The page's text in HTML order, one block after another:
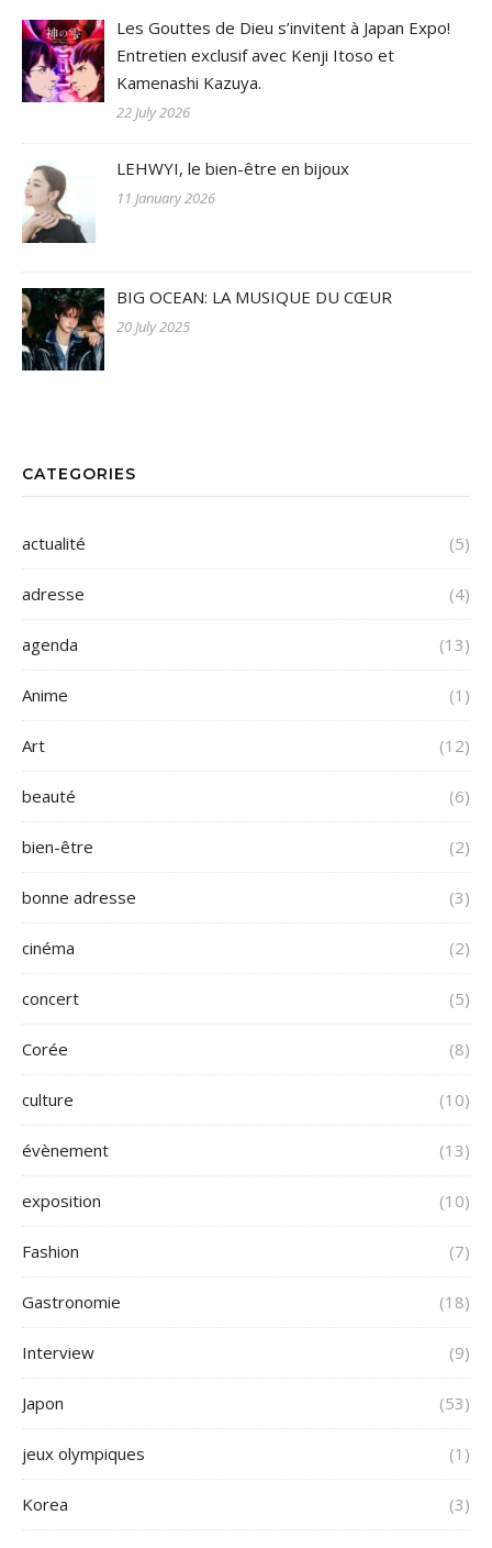
Les Gouttes de Dieu s’invitent à Japan Expo!
Entretien exclusif avec Kenji Itoso et
Kamenashi Kazuya.
22 July 2026
LEHWYI, le bien-être en bijoux
11 January 2026
BIG OCEAN: LA MUSIQUE DU CŒUR
20 July 2025
CATEGORIES
actualité (5)
adresse (4)
agenda (13)
Anime (1)
Art (12)
beauté (6)
bien-être (2)
bonne adresse (3)
cinéma (2)
concert (5)
Corée (8)
culture (10)
évènement (13)
exposition (10)
Fashion (7)
Gastronomie (18)
Interview (9)
Japon (53)
jeux olympiques (1)
Korea (3)